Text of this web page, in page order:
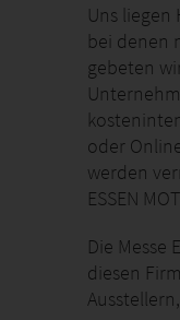
Uns liegen
bei denen
gebeten
oder
werden
ESSEN
Die Messe
diesen